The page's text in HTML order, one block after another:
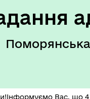
Вас, що 4